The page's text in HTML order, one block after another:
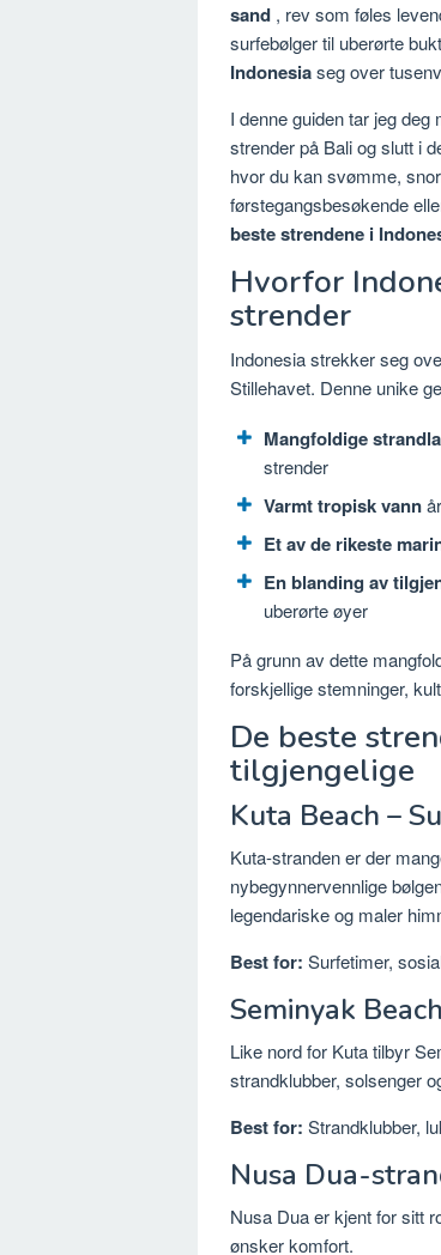
sand , rev som føles
surfebølger til uberørte
Indonesiaseg over
I denne guiden tar jeg
strender på Bali og slutt i
hvor du kan svømme,
førstegangsbesøkende
beste strendene i
Hvorfor
strender
Indonesia strekker seg
Stillehavet. Denne unike
Mangfoldige
strender
Varmt tropisk vann
Et av de rikeste
En blanding av
uberørte øyer
På grunn av dette
forskjellige stemninger,
De beste
tilgjengelige
Kuta Beach –
Kuta-stranden er der
nybegynnervennlige
legendariske og maler
Best for: Surfetimer,
Seminyak
Like nord for Kuta tilbyr
strandklubber, solsenger
Best for: Strandklubber,
Nusa Dua-
Nusa Dua er kjent for sitt
ønsker komfort.